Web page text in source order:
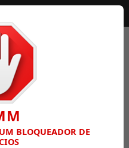
BLOQUEADOR DE